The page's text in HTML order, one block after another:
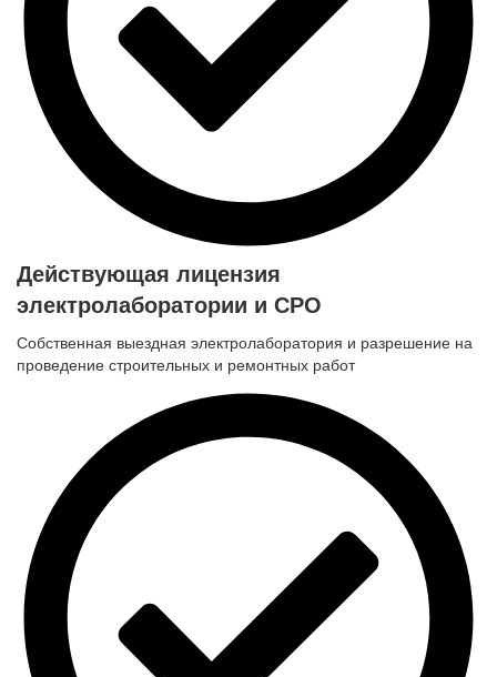
Действующая лицензия
электролаборатории и СРО
Собственная выездная электролаборатория и разрешение на
проведение строительных и ремонтных работ